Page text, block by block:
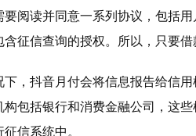
阅读并同意一系列协议，包括
征信查询的授权。所以，只要
，抖音月付会将信息报告给信
包括银行和消费金融公司，这
信系统中。